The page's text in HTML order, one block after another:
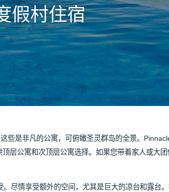
假村住宿
些是非凡的公寓，可俯瞰圣灵群岛的全景。
层公寓和次顶层公寓选择。如果您带着家人或大
尽情享受额外的空间，尤其是巨大的凉台和露台